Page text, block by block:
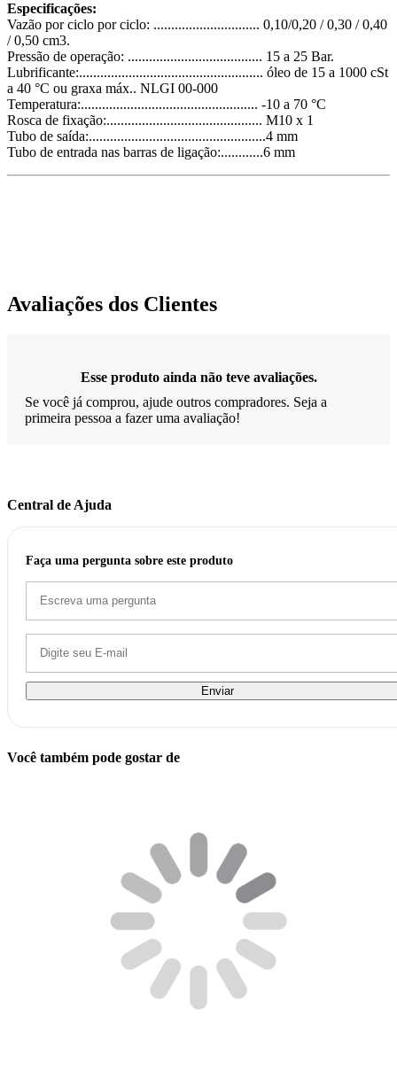
Especificações:
Vazão por ciclo por ciclo: .............................. 0,10/0,20 / 0,30 / 0,40
/ 0,50 cm3.
Pressão de operação: ...................................... 15 a 25 Bar.
Lubrificante:.................................................... óleo de 15 a 1000 cSt
a 40 °C ou graxa máx.. NLGI 00-000
Temperatura:.................................................. -10 a 70 °C
Rosca de fixação:............................................ M10 x 1
Tubo de saída:..................................................4 mm
Tubo de entrada nas barras de ligação:............6 mm
Avaliações dos Clientes
Esse produto ainda não teve avaliações.
Se você já comprou, ajude outros compradores. Seja a
primeira pessoa a fazer uma avaliação!
Central de Ajuda
Faça uma pergunta sobre este produto
Enviar
Você também pode gostar de